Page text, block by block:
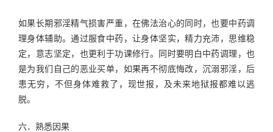
如果长期邪淫精气损害严重，在佛法治心的同时，也要中药调
理身体辅助。通过服食中药，让身体坚实，精力充沛，思维稳
定，意志坚定，也更利于功课修行。同时要明白中药调理，也
是为我们自己的恶业买单，如果再不彻底悔改，沉溺邪淫，后
患无穷，不但身体难救了，现世报，及未来地狱报都难以逃
脱。
六．熟悉因果